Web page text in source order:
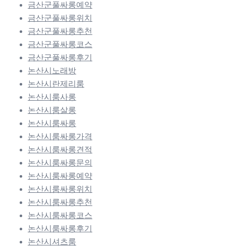
금산군풀싸롱예약
금산군풀싸롱위치
금산군풀싸롱추천
금산군풀싸롱코스
금산군풀싸롱후기
논산시노래방
논산시란제리룸
논산시룸사롱
논산시룸살롱
논산시룸싸롱
논산시룸싸롱가격
논산시룸싸롱견적
논산시룸싸롱문의
논산시룸싸롱예약
논산시룸싸롱위치
논산시룸싸롱추천
논산시룸싸롱코스
논산시룸싸롱후기
논산시셔츠룸